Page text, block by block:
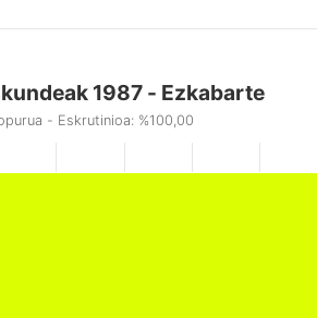
1987 - Ezkabarte
- Eskrutinioa: %100,00